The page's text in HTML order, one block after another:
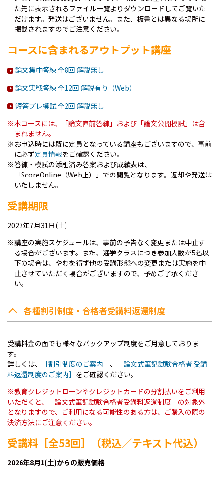
た先に表示されるファイル一覧よりダウンロードしてご覧いた
だけます。発送はございません。また、板書とは異なる場所に
掲載されますのでご注意ください。
コースに含まれるアウトプット講座
論文集中答練 全8回 解説無し
論文実戦答練 全12回 解説有り（Web）
短答プレ模試 全2回 解説無し
※本コースには、「論文直前答練」および「論文公開模試」は含
まれません。
※お申込時には既に定員となっている講座もございますので、事前
に必ず定員情報をご確認ください。
※答練・模試の添削済み答案および成績表は、
「ScoreOnline（Web上）」での閲覧となります。返却や発送は
いたしません。
受講期限
2027年7月31日(土)
※講座の実施スケジュールは、事前の予告なく変更または中止す
る場合がございます。また、通学クラスにつき参加人数が5名以
下の場合は、やむを得ず他の受講形態への変更または実施を中
止させていただく場合がございますので、予めご了承くださ
い。
各種割引制度・合格者受講料返還制度
受講料金の面でも様々なバックアップ制度をご用意しておりま
す。
詳しくは、
［割引制度のご案内］ 、
［論文式筆記試験合格者 受講
料返還制度のご案内］ をご確認ください。
※教育クレジットローンやクレジットカードの分割払いをご利用
いただくと、［論文式筆記試験合格者受講料返還制度］の対象外
となりますので、ご利用になる可能性のある方は、ご購入の際の
決済方法にご注意ください。
受講料［全53回］（税込／テキスト代込）
2026年8月1(土)からの販売価格